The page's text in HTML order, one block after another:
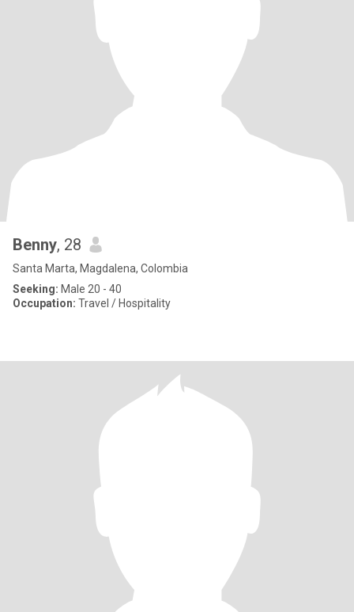
Benny, 28
Santa Marta, Magdalena, Colombia
Seeking: Male 20 - 40
Occupation: Travel / Hospitality